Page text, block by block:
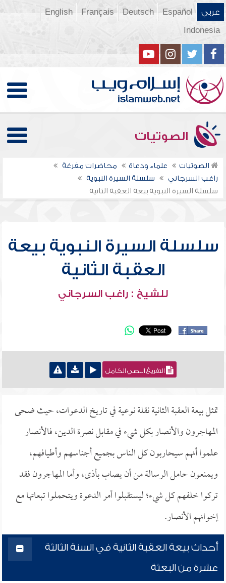
عربي Español
Deutsch
Français
English
Indonesia
الصوتيات
الصوتيات علماء ودعاة
محاضرات مفرغة
راغب السرجاني
سلسلة السيرة النبوية
سلسلة السيرة النبوية بيعة العقبة الثانية
سلسلة السيرة النبوية بيعة
العقبة الثانية
للشيخ : راغب السرجاني
التفريغ النصي الكامل
تمثل بيعة العقبة الثانية نقلة نوعية في تاريخ الدعوات، حيث ضحى
المهاجرون والأنصار بكل شيء في مقابل نصرة الدين، فالأنصار
علموا أنهم سيحاربون كل الناس بجميع أجناسهم وأطيافهم،
ويمنعون حامل الرسالة من أن يصاب بأذى، وأما المهاجرون فقد
تركوا خلفهم كل شيء؛ ليستقبلوا أمر الدعوة ويتحملوا تبعاتها مع
إخوانهم الأنصار.
أحداث بيعة العقبة الثانية في السنة الثالثة
عشرة من البعثة